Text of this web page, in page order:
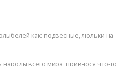
как: подвесные, люльки на
всего мира, привнося что-то